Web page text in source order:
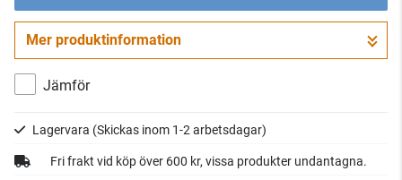
Gå till kassan
Mer produktinformation
Jämför
Lagervara (Skickas inom 1-2 arbetsdagar)
Fri frakt vid köp över 600 kr, vissa produkter undantagna.